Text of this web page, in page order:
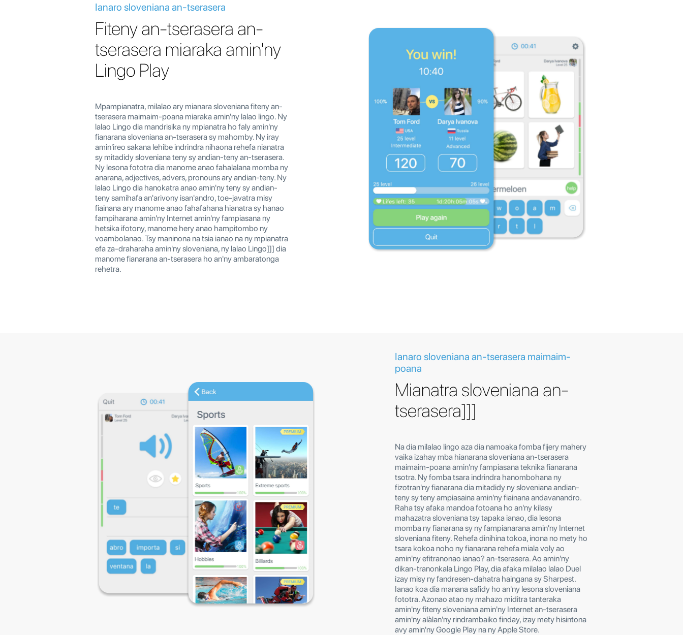
Ianaro sloveniana an-tserasera
Fiteny an-tserasera an-
tserasera miaraka amin'ny
Lingo Play
Mpampianatra, milalao ary mianara sloveniana fiteny an-
tserasera maimaim-poana miaraka amin'ny lalao lingo. Ny
lalao Lingo dia mandrisika ny mpianatra ho faly amin'ny
fianarana sloveniana an-tserasera sy mahomby. Ny iray
amin'ireo sakana lehibe indrindra nihaona rehefa nianatra
sy mitadidy sloveniana teny sy andian-teny an-tserasera.
Ny lesona fototra dia manome anao fahalalana momba ny
anarana, adjectives, advers, pronouns ary andian-teny. Ny
lalao Lingo dia hanokatra anao amin'ny teny sy andian-
teny samihafa an'arivony isan'andro, toe-javatra misy
fiainana ary manome anao fahafahana hianatra sy hanao
fampiharana amin'ny Internet amin'ny fampiasana ny
hetsika ifotony, manome hery anao hampitombo ny
voambolanao. Tsy maninona na tsia ianao na ny mpianatra
efa za-draharaha amin'ny sloveniana, ny lalao Lingo]]] dia
manome fianarana an-tserasera ho an'ny ambaratonga
rehetra.
Ianaro sloveniana an-tserasera maimaim-
poana
Mianatra sloveniana an-
tserasera]]]
Na dia milalao lingo aza dia namoaka fomba fijery mahery
vaika izahay mba hianarana sloveniana an-tserasera
maimaim-poana amin'ny fampiasana teknika fianarana
tsotra. Ny fomba tsara indrindra hanombohana ny
fizotran'ny fianarana dia mitadidy ny sloveniana andian-
teny sy teny ampiasaina amin'ny fiainana andavanandro.
Raha tsy afaka mandoa fotoana ho an'ny kilasy
mahazatra sloveniana tsy tapaka ianao, dia lesona
momba ny fianarana sy ny fampianarana amin'ny Internet
sloveniana fiteny. Rehefa dinihina tokoa, inona no mety ho
tsara kokoa noho ny fianarana rehefa miala voly ao
amin'ny efitranonao ianao? an-tserasera. Ao amin'ny
dikan-tranonkala Lingo Play, dia afaka milalao lalao Duel
izay misy ny fandresen-dahatra haingana sy Sharpest.
Ianao koa dia manana safidy ho an'ny lesona sloveniana
fototra. Azonao atao ny mahazo miditra tanteraka
amin'ny fiteny sloveniana amin'ny Internet an-tserasera
amin'ny alàlan'ny rindrambaiko finday, izay mety hisintona
avy amin'ny Google Play na ny Apple Store.